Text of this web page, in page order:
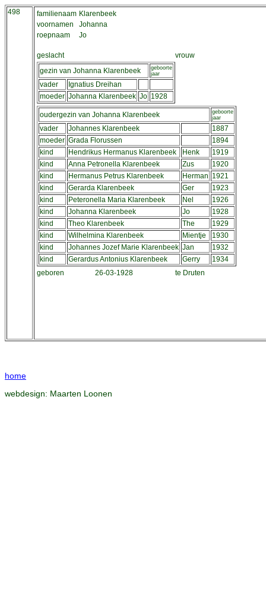
498 familienaam Klarenbeek
voornamen
Johanna
roepnaam
Jo
geslacht
vrouw
gezin van Johanna Klarenbeek
geboorte
jaar
vader
Ignatius Dreihan
moeder Johanna Klarenbeek Jo 1928
oudergezin van Johanna Klarenbeek
geboorte
jaar
vader Johannes Klarenbeek
1887
moeder Grada Florussen
1894
kind
Hendrikus Hermanus Klarenbeek Henk
1919
kind
Anna Petronella Klarenbeek Zus
1920
kind
Hermanus Petrus Klarenbeek Herman 1921
kind
Gerarda Klarenbeek Ger
1923
kind
Peteronella Maria Klarenbeek Nel
1926
kind
Johanna Klarenbeek Jo
1928
kind
Theo Klarenbeek The
1929
kind
Wilhelmina Klarenbeek Mientje
1930
kind
Johannes Jozef Marie Klarenbeek Jan
1932
kind
Gerardus Antonius Klarenbeek Gerry
1934
geboren
26-03-1928 te Druten
home
webdesign: Maarten Loonen